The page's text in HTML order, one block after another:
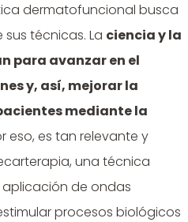
dermatofuncional busca
técnicas. La ciencia y la
para avanzar en el
y, así, mejorar la
mediante la
eso, es tan relevante y
una técnica
de ondas
procesos biológicos